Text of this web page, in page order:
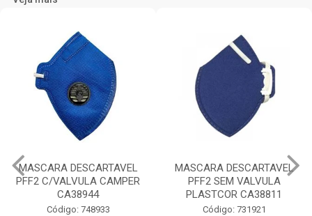
MASCARA DESCARTAVEL
PFF2 C/VALVULA CAMPER
CA38944
Código: 748933
MASCARA DESCARTAVEL
PFF2 SEM VALVULA
PLASTCOR CA38811
Código: 731921